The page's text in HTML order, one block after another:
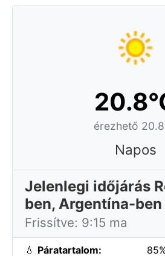
érezhető
Napos
Jelenlegi időjárás
ben, Argentína-ben
Frissítve: 9:15 ma
💧 Páratartalom: